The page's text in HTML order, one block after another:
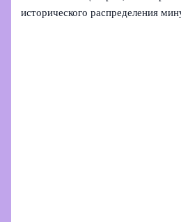
исторического распределения